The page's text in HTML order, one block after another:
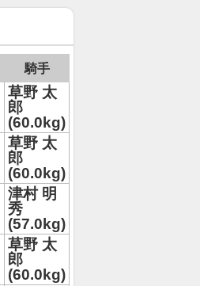
騎手
草野 太
郎
(60.0kg)
草野 太
郎
(60.0kg)
津村 明
秀
(57.0kg)
草野 太
郎
(60.0kg)